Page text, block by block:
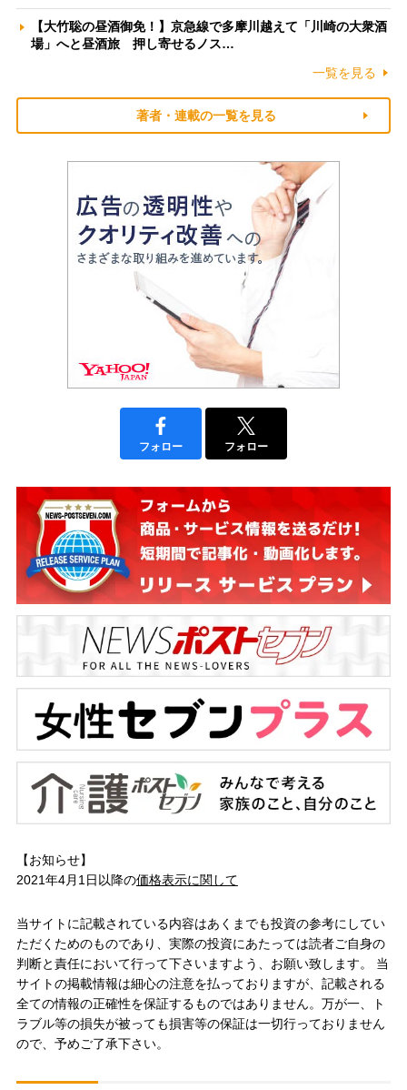
【大竹聡の昼酒御免！】京急線で多摩川越えて「川崎の大衆酒
場」へと昼酒旅 押し寄せるノス…
一覧を見る
著者・連載の一覧を見る
フォロー フォロー
【お知らせ】
2021年4月1日以降の価格表示に関して
当サイトに記載されている内容はあくまでも投資の参考にしてい
ただくためのものであり、実際の投資にあたっては読者ご自身の
判断と責任において行って下さいますよう、お願い致します。 当
サイトの掲載情報は細心の注意を払っておりますが、記載される
全ての情報の正確性を保証するものではありません。万が一、ト
ラブル等の損失が被っても損害等の保証は一切行っておりません
ので、予めご了承下さい。